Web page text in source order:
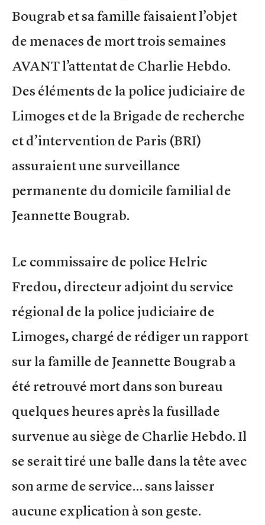
Bougrab et sa famille faisaient l’objet
de menaces de mort trois semaines
AVANT l’attentat de Charlie Hebdo.
Des éléments de la police judiciaire de
Limoges et de la Brigade de recherche
et d’intervention de Paris (BRI)
assuraient une surveillance
permanente du domicile familial de
Jeannette Bougrab.
Le commissaire de police Helric
Fredou, directeur adjoint du service
régional de la police judiciaire de
Limoges, chargé de rédiger un rapport
sur la famille de Jeannette Bougrab a
été retrouvé mort dans son bureau
quelques heures après la fusillade
survenue au siège de Charlie Hebdo. Il
se serait tiré une balle dans la tête avec
son arme de service… sans laisser
aucune explication à son geste.